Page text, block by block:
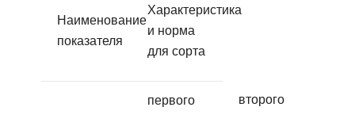
Наименование
показателя
Характеристика
и норма
для сорта
первого второго